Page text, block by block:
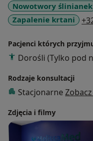
Nowotwory ślinianek
Zapalenie krtani
Pacjenci których
Dorośli (Tylko pod
Rodzaje konsultacji
Stacjonarne
Zdjęcia i filmy